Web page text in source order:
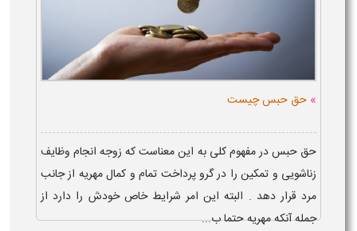
» حق حبس چیست
حق حبس در مفهوم کلی به این معناست که زوجه انجام وظایف
زناشویی و تمکین را در گرو پرداخت تمام و کمال مهریه از جانب
مرد قرار دهد . البته این امر شرایط خاص خودش را دارد از
جمله آنکه مهریه حتما ب...